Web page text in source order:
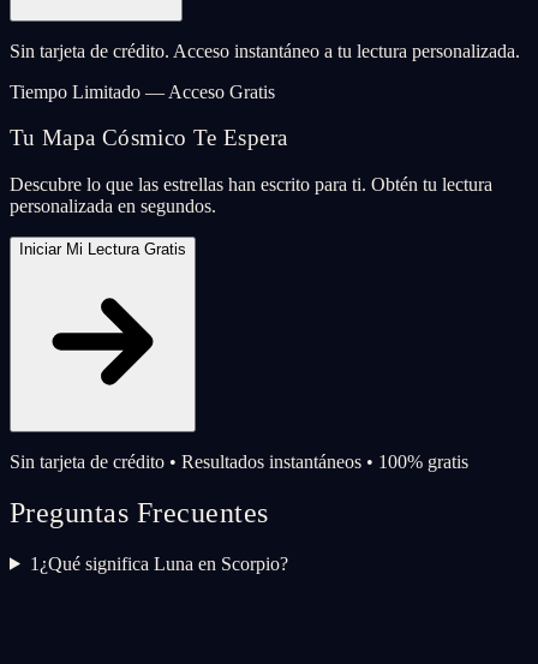
Sin tarjeta de crédito. Acceso instantáneo a tu lectura personalizada.
Tiempo Limitado — Acceso Gratis
Tu Mapa Cósmico Te Espera
Descubre lo que las estrellas han escrito para ti. Obtén tu lectura
personalizada en segundos.
Iniciar Mi Lectura Gratis
Sin tarjeta de crédito • Resultados instantáneos • 100% gratis
Preguntas Frecuentes
1 ¿Qué significa Luna en Scorpio?